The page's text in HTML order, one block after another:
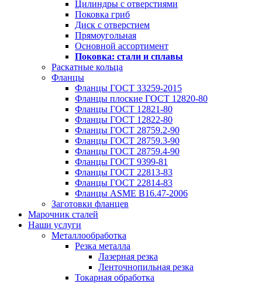
Цилиндры с отверстиями
Поковка гриб
Диск с отверстием
Прямоугольная
Основной ассортимент
Поковка: cтали и сплавы
Раскатные кольца
Фланцы
Фланцы ГОСТ 33259-2015
Фланцы плоские ГОСТ 12820-80
Фланцы ГОСТ 12821-80
Фланцы ГОСТ 12822-80
Фланцы ГОСТ 28759.2-90
Фланцы ГОСТ 28759.3-90
Фланцы ГОСТ 28759.4-90
Фланцы ГОСТ 9399-81
Фланцы ГОСТ 22813-83
Фланцы ГОСТ 22814-83
Фланцы ASME B16.47-2006
Заготовки фланцев
Марочник сталей
Наши услуги
Металлообработка
Резка металла
Лазерная резка
Ленточнопильная резка
Токарная обработка